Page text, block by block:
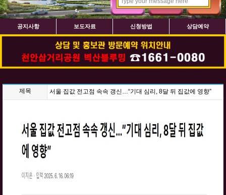
공지사항 보도자료 신청방법 상담예약
제목 서울 집값 전고점 속속 갱신…“기대 심리, 8달 뒤 집값에 영향”